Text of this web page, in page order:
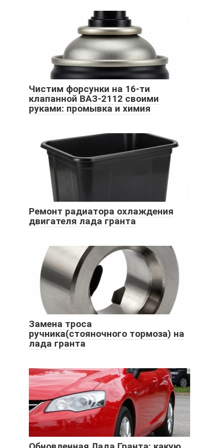
Чистим форсунки на 16-ти
клапанной ВАЗ-2112 своими
руками: промывка и химия
Ремонт радиатора охлаждения
двигателя лада гранта
Замена троса
ручника(стояночного тормоза) на
лада гранта